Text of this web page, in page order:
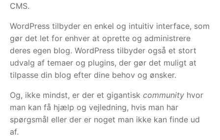
CMS.
WordPress tilbyder en enkel og intuitiv interface, som
gør det let for enhver at oprette og administrere
deres egen blog. WordPress tilbyder også et stort
udvalg af temaer og plugins, der gør det muligt at
tilpasse din blog efter dine behov og ønsker.
Og, ikke mindst, er der et gigantisk community hvor
man kan få hjælp og vejledning, hvis man har
spørgsmål eller der er noget man ikke kan finde ud
af.